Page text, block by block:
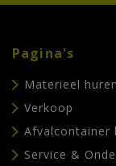
Pagina's
Materieel huren
Verkoop
Afvalcontainer
Service &